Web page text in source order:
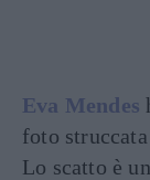
Eva Mendes
foto
Lo scatto è